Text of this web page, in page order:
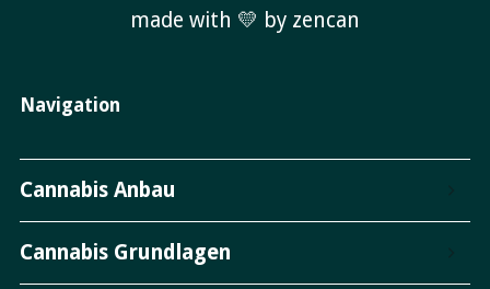
made with 💛 by zencan
Navigation
Cannabis Anbau
Cannabis Grundlagen